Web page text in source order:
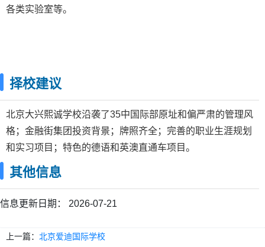
各类实验室等。
择校建议
北京大兴熙诚学校沿袭了35中国际部原址和偏严肃的管理风
格；金融街集团投资背景；牌照齐全；完善的职业生涯规划
和实习项目；特色的德语和英澳直通车项目。
其他信息
信息更新日期： 2026-07-21
上一篇： 北京爱迪国际学校